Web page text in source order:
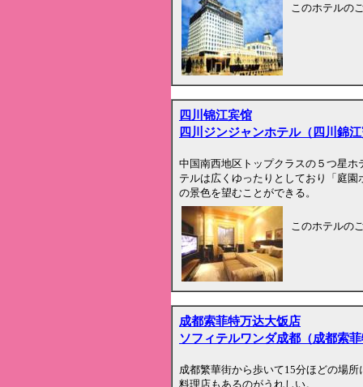
このホテルの
四川锦江宾馆
四川ジンジャンホテル（四川錦
中国南西地区トップクラスの５つ星
テルは広くゆったりとしており「庭
の景色を望むことができる。
このホテルの
成都索菲特万达大饭店
ソフィテルワンダ成都（成都索
成都繁華街から歩いて15分ほどの場
料理店もあるのがうれしい。